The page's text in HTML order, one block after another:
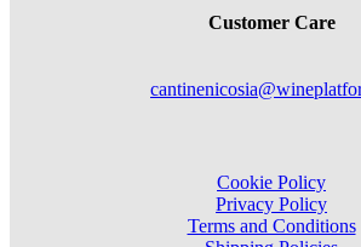
Customer Care
Cookie Policy
Privacy Policy
Terms and Conditions